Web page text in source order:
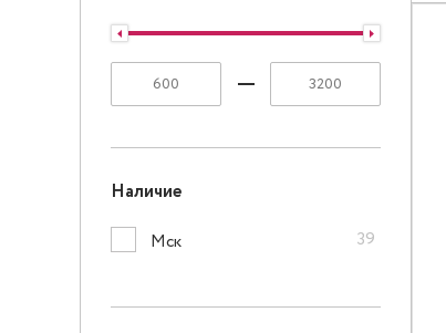
Наличие
Мск 39